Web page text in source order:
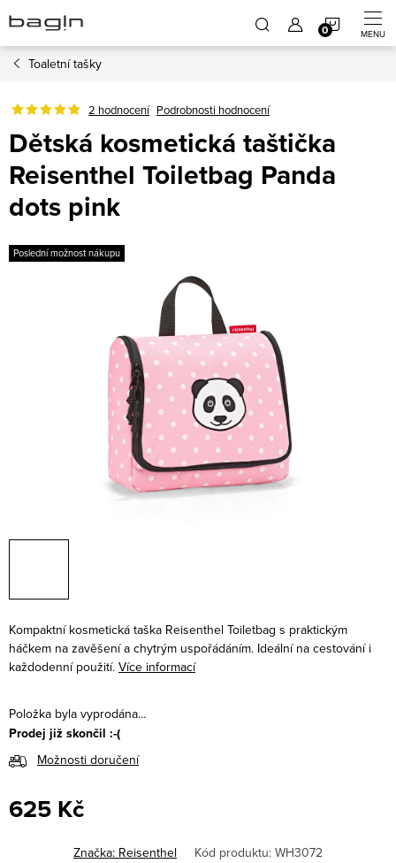
na
obsah
Toaletní tašky
2 hodnocení Podrobnosti hodnocení
Dětská kosmetická taštička
Reisenthel Toiletbag Panda
dots pink
Poslední možnost nákupu
Kompaktní kosmetická taška Reisenthel Toiletbag s praktickým
háčkem na zavěšení a chytrým uspořádáním. Ideální na cestování i
každodenní použití. Více informací
Položka byla vyprodána…
Prodej již skončil :-(
Možnosti doručení
625 Kč
Značka: Reisenthel Kód produktu: WH3072